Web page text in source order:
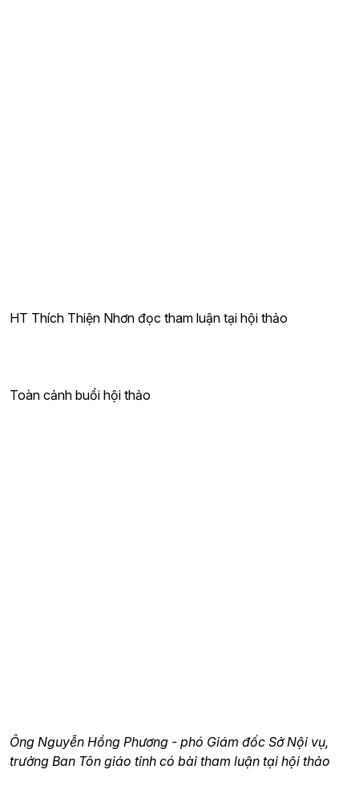
HT Thích Thiện Nhơn đọc tham luận tại hội thảo
Toàn cảnh buổi hội thảo
Ông Nguyễn Hồng Phương - phó Giám đốc Sở Nội vụ,
trưởng Ban Tôn giáo tỉnh có bài tham luận tại hội thảo